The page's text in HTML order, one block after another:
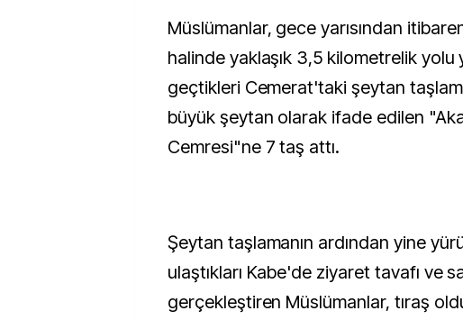
Müslümanlar, gece yarısından
halinde yaklaşık 3,5 kilometrelik yolu
geçtikleri Cemerat'taki şeytan
büyük şeytan olarak ifade edilen
Cemresi"ne 7 taş attı.
Şeytan taşlamanın ardından yine
ulaştıkları Kabe'de ziyaret tavafı ve
gerçekleştiren Müslümanlar, tıraş